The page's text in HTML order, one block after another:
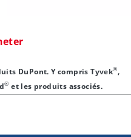
DuPont. Y compris Tyvek®,
® et les produits associés.